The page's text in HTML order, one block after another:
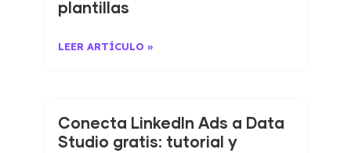
plantillas
LEER ARTÍCULO »
Conecta LinkedIn Ads a Data
Studio gratis: tutorial y